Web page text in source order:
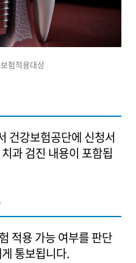
험적용대상
건강보험공단에 신청서
과 검진 내용이 포함됩
적용 가능 여부를 판단
통보됩니다.